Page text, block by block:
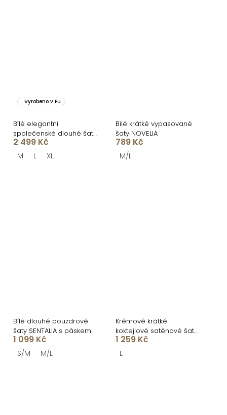
Vyrobeno v EU
Bílé elegantní
společenské dlouhé šaty
CORALYA
2 499 Kč
M L XL
Bílé krátké vypasované
šaty NOVELIA
789 Kč
M/L
Bílé dlouhé pouzdrové
šaty SENTALIA s páskem
1 099 Kč
S/M M/L
Krémové krátké
koktejlové saténové šaty
AMESTIA
1 259 Kč
L